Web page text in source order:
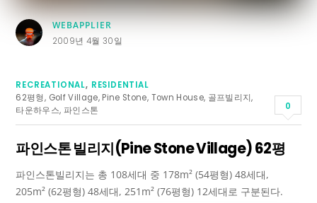
WEBAPPLIER
2009년 4월 30일
RECREATIONAL, RESIDENTIAL
62평형, Golf Village, Pine Stone, Town House, 골프빌리지,
타운하우스, 파인스톤 0
파인스톤 빌리지(Pine Stone Village) 62평
파인스톤빌리지는 총 108세대 중 178m² (54평형) 48세대,
205m² (62평형) 48세대, 251m² (76평형) 12세대로 구분된다.